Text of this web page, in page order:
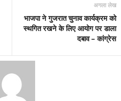
अगला लेख
भाजपा ने गुजरात चुनाव कार्यक्रम को
स्थगित रखने के लिए आयोग पर डाला
दबाव – कांग्रेस